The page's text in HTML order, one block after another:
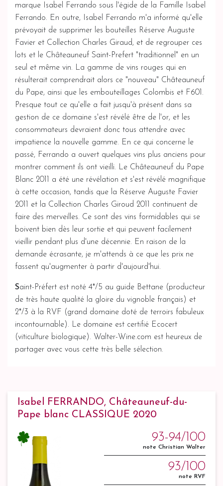
marque Isabel Ferrando sous l'égide de la Famille Isabel
Ferrando. En outre, Isabel Ferrando m'a informé qu'elle
prévoyait de supprimer les bouteilles Réserve Auguste
Favier et Collection Charles Giraud, et de regrouper ces
lots et le Châteauneuf Saint-Prefert "traditionnel" en un
seul et même vin. La gamme de vins rouges qui en
résulterait comprendrait alors ce "nouveau" Châteauneuf
du Pape, ainsi que les embouteillages Colombis et F601.
Presque tout ce qu'elle a fait jusqu'à présent dans sa
gestion de ce domaine s'est révélé être de l'or, et les
consommateurs devraient donc tous attendre avec
impatience la nouvelle gamme. En ce qui concerne le
passé, Ferrando a ouvert quelques vins plus anciens pour
montrer comment ils ont vieilli. Le Châteauneuf du Pape
Blanc 2011 a été une révélation et s'est révélé magnifique
à cette occasion, tandis que la Réserve Auguste Favier
2011 et la Collection Charles Giroud 2011 continuent de
faire des merveilles. Ce sont des vins formidables qui se
boivent bien dès leur sortie et qui peuvent facilement
vieillir pendant plus d'une décennie. En raison de la
demande écrasante, je m'attends à ce que les prix ne
fassent qu'augmenter à partir d'aujourd'hui.
Saint-Préfert est noté 4*/5 au guide Bettane (producteur
de très haute qualité la gloire du vignoble français) et
2*/3 à la RVF (grand domaine doté de terroirs fabuleux
incontournable). Le domaine est certifié Ecocert
(viticulture biologique). Walter-Wine.com est heureux de
partager avec vous cette très belle sélection.
Isabel FERRANDO, Châteauneuf-du-
Pape blanc CLASSIQUE 2020
93-94/100
note Christian Walter
93/100
note RVF